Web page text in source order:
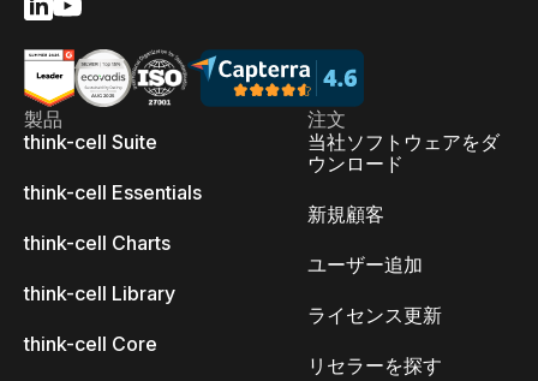
製品
think-cell Suite
think-cell Essentials
think-cell Charts
think-cell Library
think-cell Core
注文
当社ソフトウェアをダ
ウンロード
新規顧客
ユーザー追加
ライセンス更新
リセラーを探す